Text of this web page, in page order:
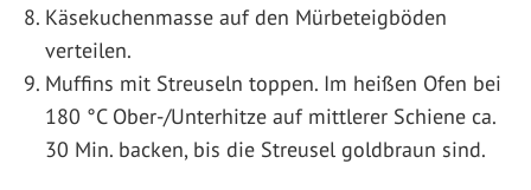
Käsekuchenmasse auf den Mürbeteigböden
verteilen.
Muffins mit Streuseln toppen. Im heißen Ofen bei
180 °C Ober-/Unterhitze auf mittlerer Schiene ca.
30 Min. backen, bis die Streusel goldbraun sind.